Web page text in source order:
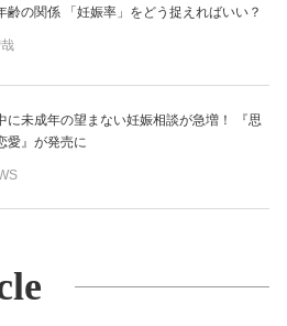
齢の関係 「妊娠率」をどう捉えればいい？
に未成年の望まない妊娠相談が急増！ 『思
愛』が発売に